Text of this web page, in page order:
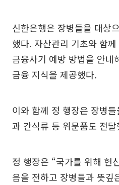
신한은행은 장병들을 대상
했다. 자산관리 기초와 함
금융사기 예방 방법을 안내
금융 지식을 제공했다.
이와 함께 정 행장은 장병
과 간식류 등 위문품도 전달
정 행장은 “국가를 위해 헌
음을 전하고 장병들과 뜻깊